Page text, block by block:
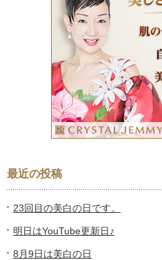
最近の投稿
23回目の美白の日です。
明日はYouTube更新日♪
8月9日は美白の日